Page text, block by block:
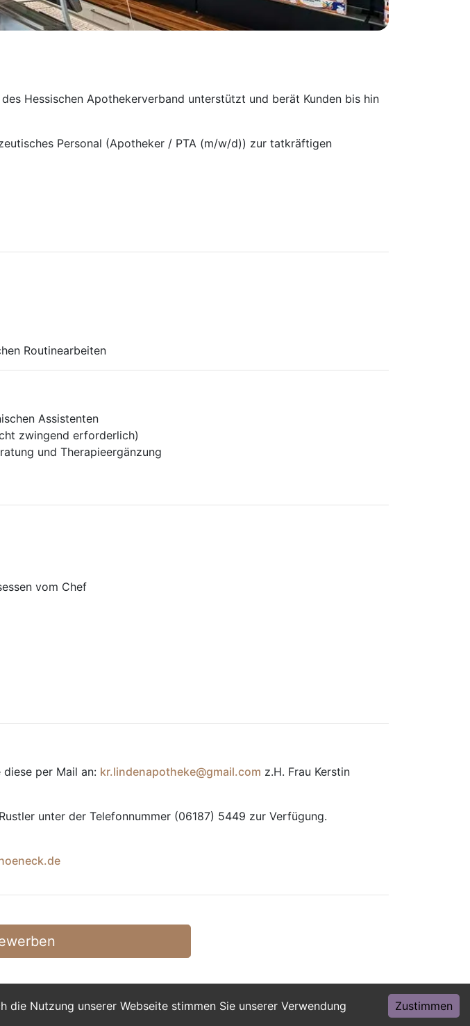
Nutzung unserer Webseite stimmen Sie unserer Verwendung
Zustimmen
Hessischen Apothekerverband unterstützt und berät Kunden bis hin
Personal (Apotheker / PTA (m/w/d)) zur tatkräftigen
Routinearbeiten
Assistenten
zwingend erforderlich)
und Therapieergänzung
vom Chef
per Mail an: kr.lindenapotheke@gmail.com z.H. Frau Kerstin
unter der Telefonnummer (06187) 5449 zur Verfügung.